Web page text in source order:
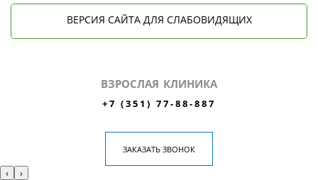
ВЕРСИЯ САЙТА ДЛЯ СЛАБОВИДЯЩИХ
ВЗРОСЛАЯ КЛИНИКА
+7 (351) 77-88-887
ЗАКАЗАТЬ ЗВОНОК
‹ ›